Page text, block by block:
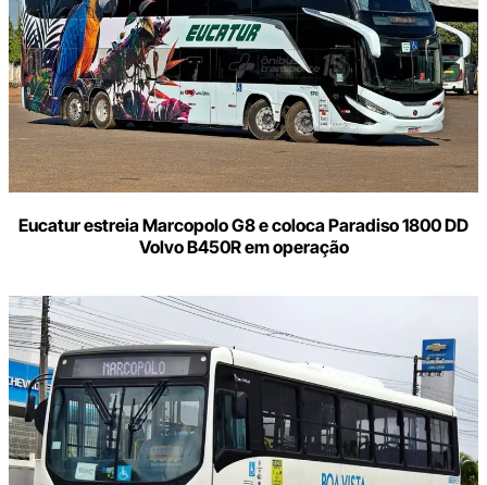
Eucatur estreia Marcopolo G8 e coloca Paradiso 1800 DD
Volvo B450R em operação